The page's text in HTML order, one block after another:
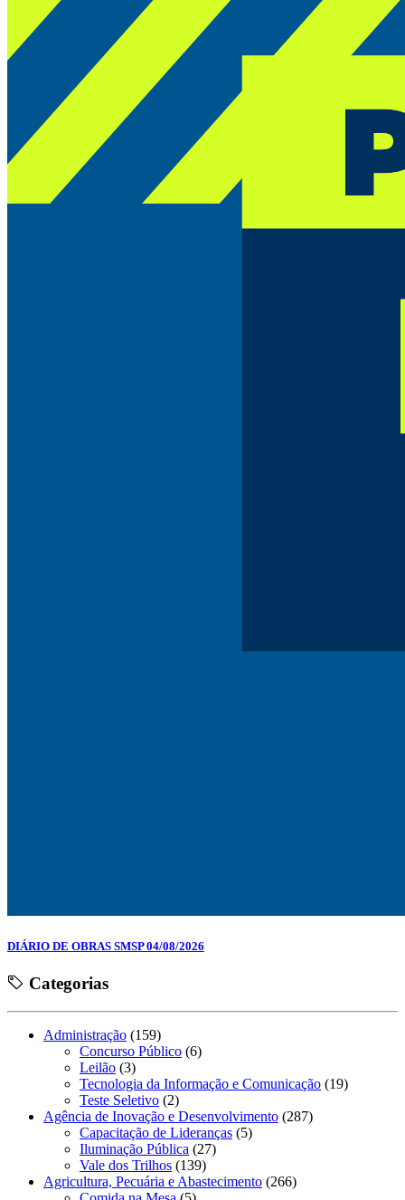
DIÁRIO DE OBRAS SMSP 04/08/2026
Categorias
Administração (159)
Concurso Público (6)
Leilão (3)
Tecnologia da Informação e Comunicação (19)
Teste Seletivo (2)
Agência de Inovação e Desenvolvimento (287)
Capacitação de Lideranças (5)
Iluminação Pública (27)
Vale dos Trilhos (139)
Agricultura, Pecuária e Abastecimento (266)